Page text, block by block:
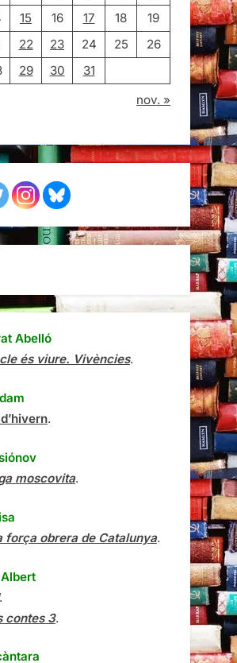
15 16 17 18
19
22 23 24 25
26
29 30
31
nov. »
Abelló
és viure. Vivències.
d’hivern.
moscovita.
força obrera de Catalunya.
.
contes 3.